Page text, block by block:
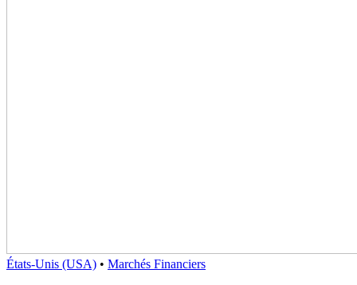
États-Unis (USA) • Marchés Financiers